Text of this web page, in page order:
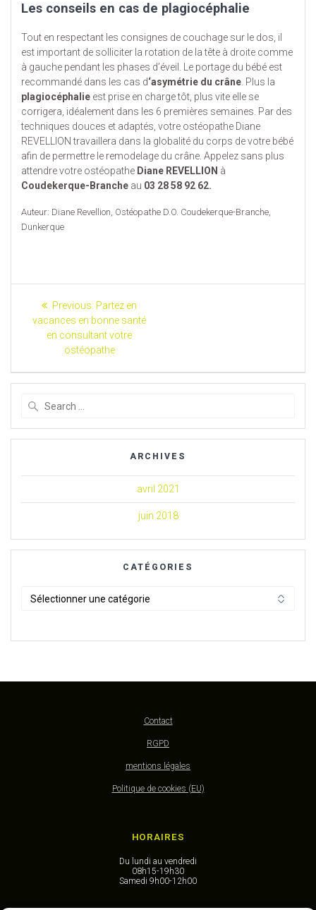
Les conseils en cas de plagiocéphalie
Tout en respectant les consignes de couchage sur le dos, il
est important de solliciter la rotation de la tête à droite comme
à gauche pendant les phases d’éveil. Le portage du bébé est
recommandé dans les cas d‘asymétrie du crâne. Plus la
plagiocéphalie est prise en charge tôt, plus vite elle se
corrigera, idéalement dans les 6 premières semaines. Par des
techniques douces et adaptés, votre ostéopathe Diane
REVELLION travaillera dans la globalité du corps de votre bébé
afin de permettre le remodelage du crâne. Appelez sans plus
attendre votre ostéopathe Diane REVELLION à
Coudekerque-Branche au 03 28 58 92 62.
Auteur: Diane Revellion, Ostéopathe D.O. Coudekerque-Branche,
Dunkerque
Navigation
de
l’article
Previous: Previous
post:
Partez en
vacances en bonne santé
en consultant votre
ostéopathe
ARCHIVES
avril 2021
juin 2018
CATÉGORIES
Contact
RGPD
mentions légales
Politique de cookies (EU)
HORAIRES
Du lundi au vendredi
08h15-19h30
Samedi 9h00-12h00